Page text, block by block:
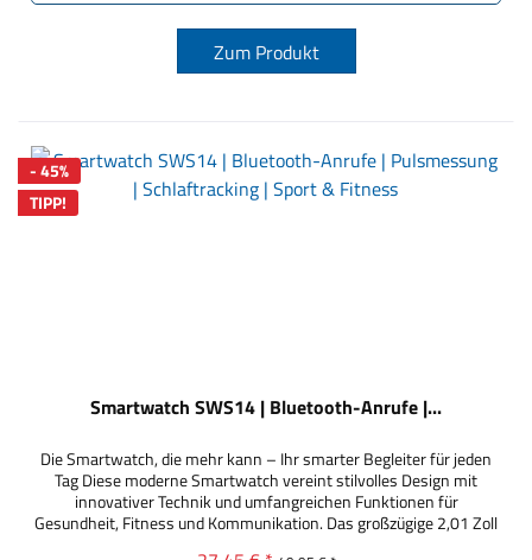
Zum Produkt
- 45%
TIPP!
Smartwatch SWS14 | Bluetooth-Anrufe |...
Die Smartwatch, die mehr kann – Ihr smarter Begleiter für jeden
Tag Diese moderne Smartwatch vereint stilvolles Design mit
innovativer Technik und umfangreichen Funktionen für
Gesundheit, Fitness und Kommunikation. Das großzügige 2,01 Zoll